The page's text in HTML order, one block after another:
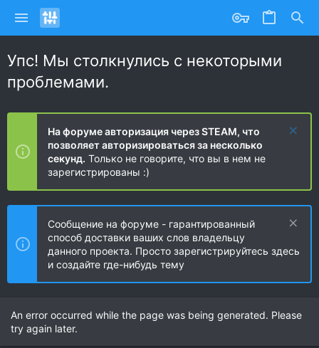
Упс! Мы столкнулись с некоторыми
проблемами.
На форуме авторизация через STEAM, что
позволяет авторизироваться за несколько
секунд. Только не говорите, что вы в нем не
зарегистрированы :)
Сообщение на форуме - гарантированный
способ доставки ваших слов владельцу
данного проекта. Просто зарегистрируйтесь здесь
и создайте где-нибудь тему
An error occurred while the page was being generated. Please
try again later.